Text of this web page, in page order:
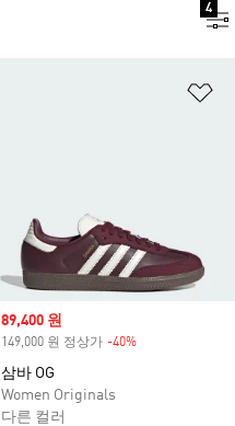
4
Sale price
89,400 원
149,000 원 정상가 -40%
삼바 OG
Women Originals
다른 컬러